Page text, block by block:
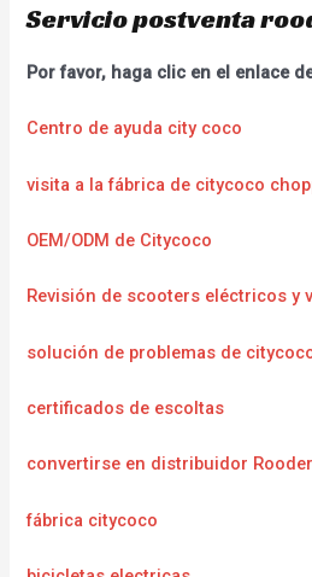
Servicio postventa
Por favor, haga clic en el enlace
Centro de ayuda city coco
visita a la fábrica de citycoco
OEM/ODM de Citycoco
Revisión de scooters eléctricos y
solución de problemas de
certificados de escoltas
convertirse en distribuidor Rooder
fábrica citycoco